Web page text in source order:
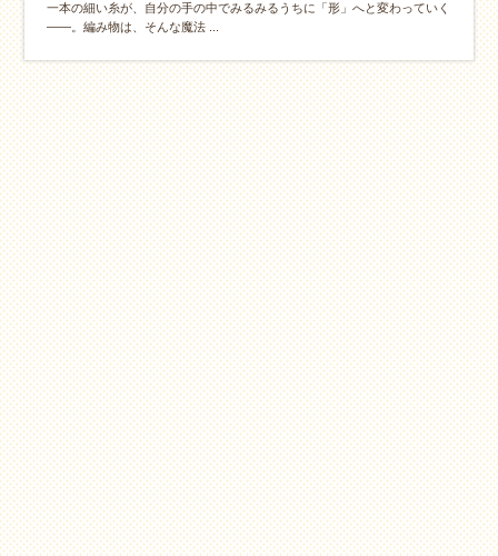
一本の細い糸が、自分の手の中でみるみるうちに「形」へと変わっていく
——。編み物は、そんな魔法 ...